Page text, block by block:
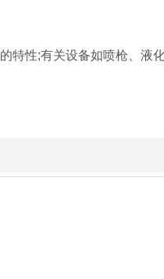
特性;有关设备如喷枪、